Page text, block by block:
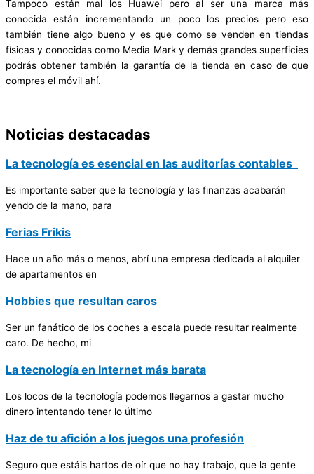
Tampoco están mal los Huawei pero al ser una marca más
conocida están incrementando un poco los precios pero eso
también tiene algo bueno y es que como se venden en tiendas
físicas y conocidas como Media Mark y demás grandes superficies
podrás obtener también la garantía de la tienda en caso de que
compres el móvil ahí.
Noticias destacadas
La tecnología es esencial en las auditorías contables
Es importante saber que la tecnología y las finanzas acabarán
yendo de la mano, para
Ferias Frikis
Hace un año más o menos, abrí una empresa dedicada al alquiler
de apartamentos en
Hobbies que resultan caros
Ser un fanático de los coches a escala puede resultar realmente
caro. De hecho, mi
La tecnología en Internet más barata
Los locos de la tecnología podemos llegarnos a gastar mucho
dinero intentando tener lo último
Haz de tu afición a los juegos una profesión
Seguro que estáis hartos de oír que no hay trabajo, que la gente